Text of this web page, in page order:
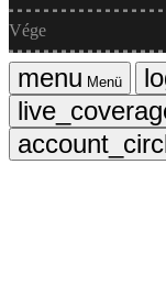
Vége
Menü